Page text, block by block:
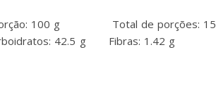
Porção: 100 g Total de porções: 15
42.5 g Fibras: 1.42 g